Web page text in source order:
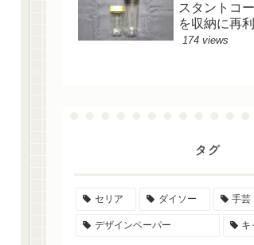
スタントコ
を収納に再
174 views
タグ
セリア ダイソー 手芸
デザインペーパー キ